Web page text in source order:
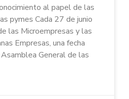
al papel de las
pymes Cada 27 de junio
las Microempresas y las
Empresas, una fecha
General de las